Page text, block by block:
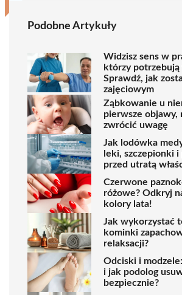
Podobne Artykuły
Widzisz sens w
którzy potrzebują
Sprawdź, jak
zajęciowym
Ząbkowanie u
pierwsze
zwrócić uwagę
Jak lodówka
leki, szczepionki
przed utratą
Czerwone
różowe? Odkryj
kolory lata!
Jak wykorzystać
kominki
relaksacji?
Odciski i
i jak podolog
bezpiecznie?